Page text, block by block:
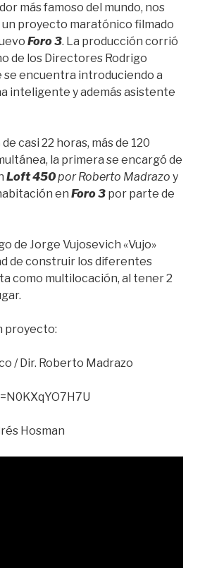
más famoso del mundo, nos
proyecto maratónico filmado
Foro 3. La producción corrió
de los Directores Rodrigo
se encuentra introduciendo a
inteligente y además asistente
casi 22 horas, más de 120
la primera se encargó de
Loft 450por Roberto Madrazo y
en Foro 3 por parte de
de Jorge Vujosevich «Vujo»
de construir los diferentes
como multilocación, al tener 2
proyecto:
/ Dir. Roberto Madrazo
Hosman